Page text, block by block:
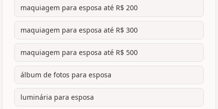
maquiagem para esposa até R$ 200
maquiagem para esposa até R$ 300
maquiagem para esposa até R$ 500
álbum de fotos para esposa
luminária para esposa